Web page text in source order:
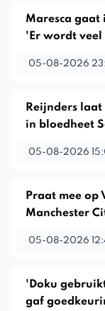
Maresca gaat
'Er wordt veel
05-08-2026
Reijnders
in bloedheet
05-08-2026
Praat mee op
Manchester
05-08-2026
'Doku
gaf